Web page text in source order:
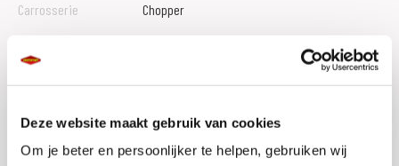
Deze website maakt gebruik van cookies
Om je beter en persoonlijker te helpen, gebruiken wij
Carrosserie
Chopper
Vestiging
Assen